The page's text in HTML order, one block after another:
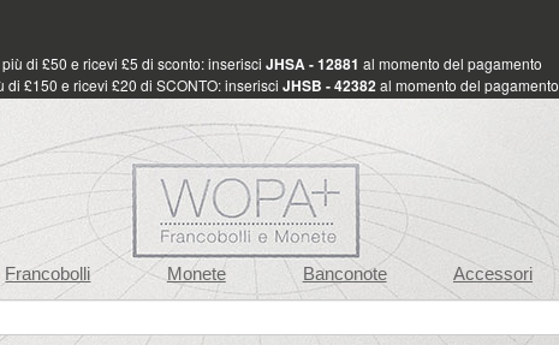
di £50 e ricevi £5 di sconto: inserisci JHSA - 12881 al momento del pagamento
di £150 e ricevi £20 di SCONTO: inserisci JHSB - 42382al momento del pagamento
Francobolli Monete Banconote Accessori